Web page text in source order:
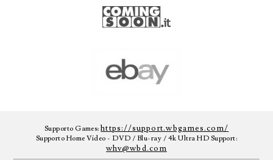
Supporto Games:https://support.wbgames.com/
Supporto Home Video - DVD / Blu-ray / 4k Ultra HD Support:
whv@wbd.com